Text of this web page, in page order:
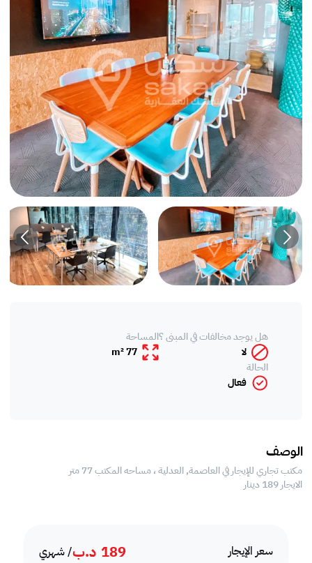
سعر الإيجار 189 د.ب/ شهري
هل يوجد مخالفات في المبنى ؟
لا
المساحة
77 m²
الحالة
فعال
الوصف
مكتب تجاري للإيجار في العاصمة, العدلية ، مساحه المكتب 77 متر
الايجار 189 دينار